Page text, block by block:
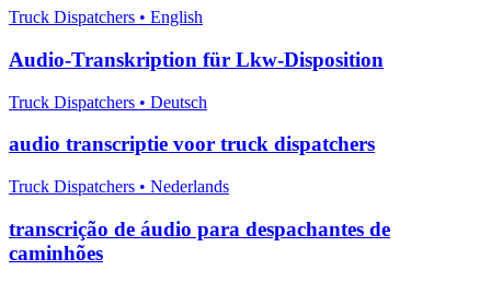
Truck Dispatchers • English
Audio-Transkription für Lkw-Disposition
Truck Dispatchers • Deutsch
audio transcriptie voor truck dispatchers
Truck Dispatchers • Nederlands
transcrição de áudio para despachantes de
caminhões